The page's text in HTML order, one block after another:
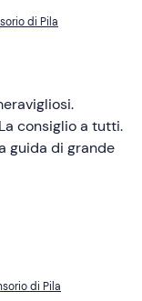
di Pila
consiglio a tutti.
guida di grande
di Pila